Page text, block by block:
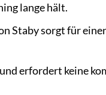
lange hält.
Staby sorgt für
erfordert keine